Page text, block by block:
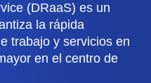
(DRaaS) es un
la rápida
trabajo y servicios en
en el centro de